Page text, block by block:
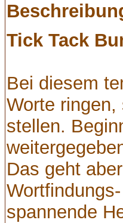
Tick Tack
Bei diesem
Worte
stellen.
Das geht
spannende